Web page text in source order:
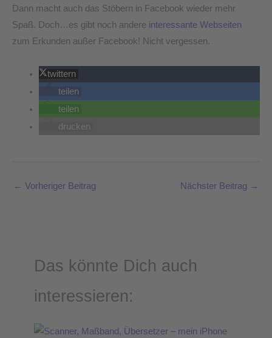
Dann macht auch das Stöbern in Facebook wieder mehr
Spaß. Doch…es gibt noch andere interessante Webseiten
zum Erkunden außer Facebook! Nicht vergessen.
twittern
teilen
teilen
drucken
← Vorheriger Beitrag Nächster Beitrag →
Das könnte Dich auch
interessieren: